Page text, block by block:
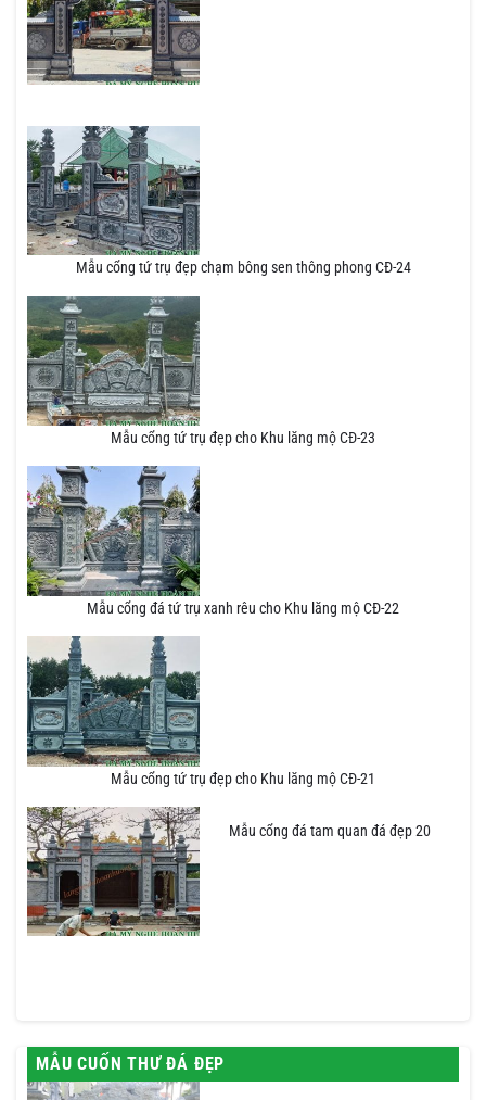
Mẫu cổng tứ trụ đẹp chạm bông sen thông phong CĐ-24
Mẫu cổng tứ trụ đẹp cho Khu lăng mộ CĐ-23
Mẫu cổng đá tứ trụ xanh rêu cho Khu lăng mộ CĐ-22
Mẫu cổng tứ trụ đẹp cho Khu lăng mộ CĐ-21
Mẫu cổng đá tam quan đá đẹp 20
MẪU CUỐN THƯ ĐÁ ĐẸP